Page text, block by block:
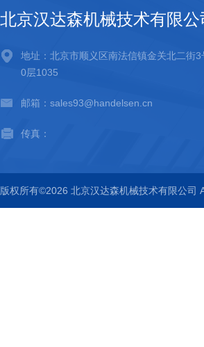
北京汉达森机械技术有限公
地址：北京市顺义区南法信镇金关北二街3
0层1035
邮箱：sales93@handelsen.cn
传真：
版权所有©2026 北京汉达森机械技术有限公司